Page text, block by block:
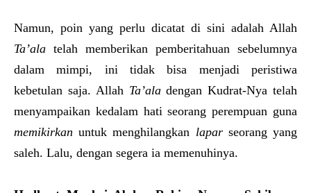
Namun, poin yang perlu dicatat di sini adalah Allah
Ta’ala telah memberikan pemberitahuan sebelumnya
dalam mimpi, ini tidak bisa menjadi peristiwa
kebetulan saja. Allah Ta’aladengan Kudrat-Nya telah
menyampaikan kedalam hati seorang perempuan guna
memikirkan untuk menghilangkan laparseorang yang
saleh. Lalu, dengan segera ia memenuhinya.